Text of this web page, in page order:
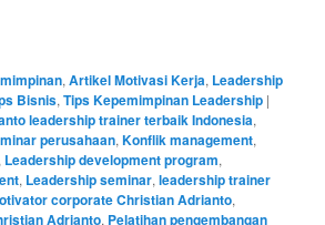
,Artikel Motivasi Kerja, Leadership
Bisnis,Tips Kepemimpinan Leadership |
leadership trainer terbaik Indonesia,
perusahaan,Konflik management,
Leadership development program,
, Leadership seminar,leadership trainer
corporate Christian Adrianto,
Adrianto, Pelatihan pengembangan